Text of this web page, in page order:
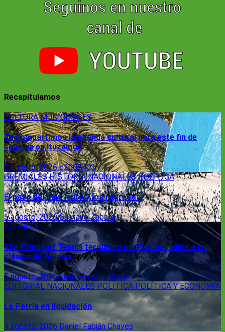
Recapitulamos
CULTURAMUNICIPALES
Te compartimos la agenda cultural para este fin de
semana en Ituzaingó
7 agosto, 2026c2002403
GREMIALESHISTORIANACIONALESPOLÍTICA
El paso del más lento y los regresos
5 agosto, 2026Gustavo Zapata
KOI-GEEK
The Prince of Tennis termina tras 27 años: adiós a un
clásico de Animax
5 agosto, 2026Juan Marcelo Chaves
EDITORIAL NACIONALES POLÍTICA POLÍTICA Y ECONOMÍA
La Patria en liquidación
4 agosto, 2026 Daniel Fabián Chaves